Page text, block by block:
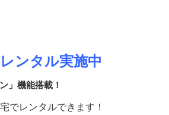
レンタル実施中
」機能搭載！
でレンタルできます！